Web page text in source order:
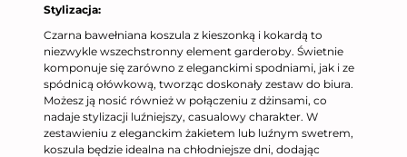
Stylizacja:
Czarna bawełniana koszula z kieszonką i kokardą to
niezwykle wszechstronny element garderoby. Świetnie
komponuje się zarówno z eleganckimi spodniami, jak i ze
spódnicą ołówkową, tworząc doskonały zestaw do biura.
Możesz ją nosić również w połączeniu z dżinsami, co
nadaje stylizacji luźniejszy, casualowy charakter. W
zestawieniu z eleganckim żakietem lub luźnym swetrem,
koszula będzie idealna na chłodniejsze dni, dodając